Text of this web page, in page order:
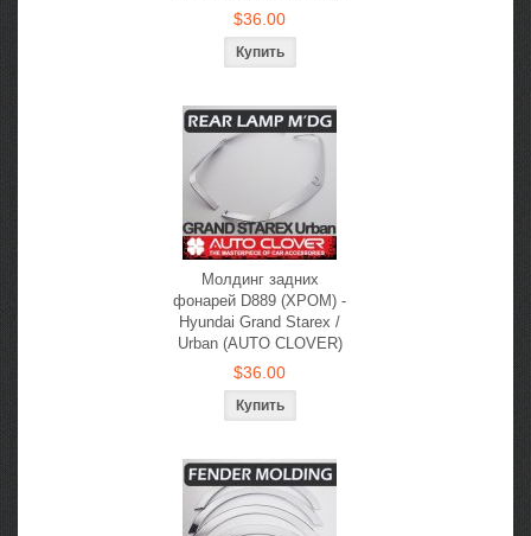
$36.00
Молдинг задних
фонарей D889 (ХРОМ) -
Hyundai Grand Starex /
Urban (AUTO CLOVER)
$36.00